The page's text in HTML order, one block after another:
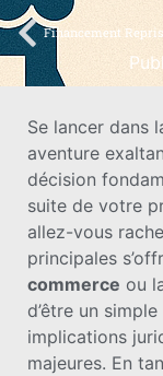
Se lancer dans
aventure
décision
suite de votre
allez-vous
principales
commerce ou
d’être un
implications
majeures. En